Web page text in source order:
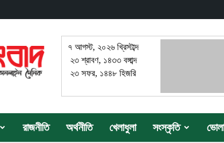
৭ আগস্ট, ২০২৬ খ্রিস্টাব্দ
২৩ শ্রাবণ, ১৪৩৩ বঙ্গাব্দ
২৩ সফর, ১৪৪৮ হিজরি
রাজনীতি অর্থনীতি খেলাধুলা সংস্কৃতি